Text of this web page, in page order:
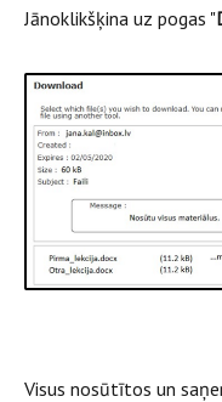
Jānoklikšķina uz pogas "
Visus nosūtītos un